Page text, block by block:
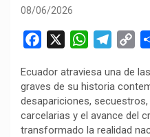
08/06/2026
c
e
b
o
W
a
t
s
A
l
e
g
r
p
y
L
i
Ecuador atraviesa una de
graves de su historia
desapariciones,
carcelarias y el avance del
transformado la realidad